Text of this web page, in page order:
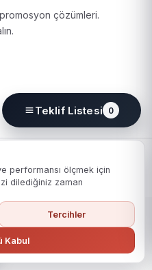
çözümleri.
Aydınlatma Metni
Tercihleri
Teklif Listesi 0
performansı ölçmek için
dilediğiniz zaman
Tercihler
Kabul